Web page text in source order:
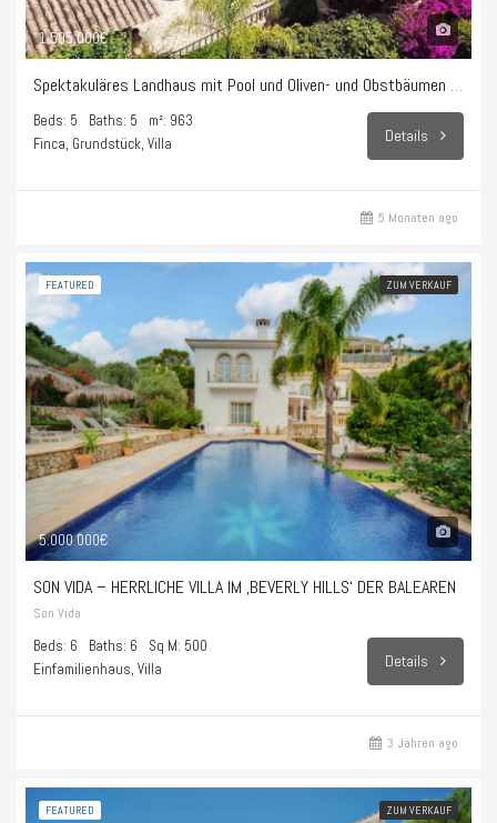
1.595.000€
Spektakuläres Landhaus mit Pool und Oliven- und Obstbäumen in Sencelles
Beds: 5 Baths: 5
m²: 963
Finca, Grundstück, Villa
Details
5 Monaten ago
FEATURED ZUM VERKAUF
5.000.000€
SON VIDA – HERRLICHE VILLA IM ‚BEVERLY HILLS‘ DER BALEAREN
Son Vida
Beds: 6 Baths: 6
Sq M: 500
Einfamilienhaus, Villa
Details
3 Jahren ago
FEATURED ZUM VERKAUF